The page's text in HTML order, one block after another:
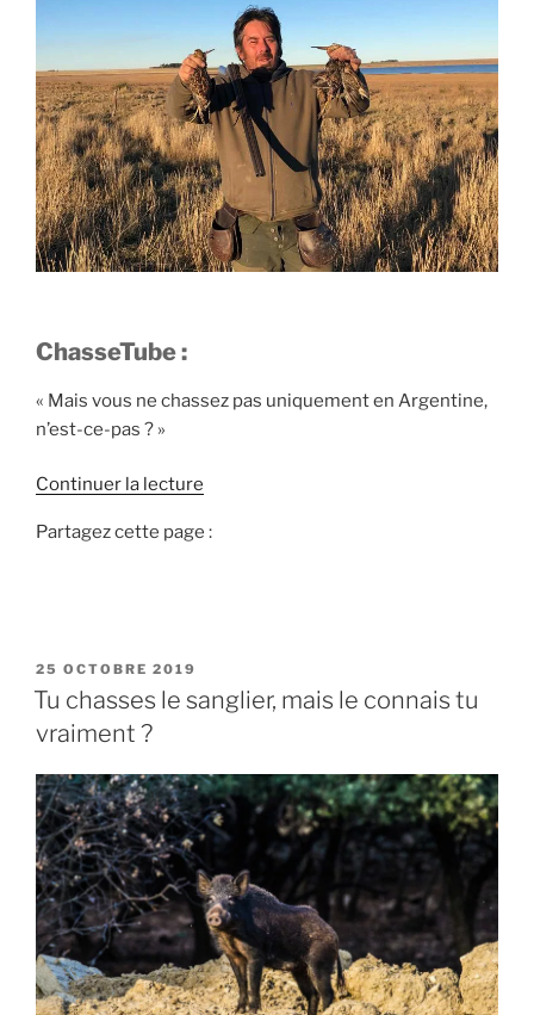
ChasseTube :
« Mais vous ne chassez pas uniquement en Argentine,
n’est-ce-pas ? »
Continuer la lecture
«
g
e
t
s
j
o
u
r
d
Partagez cette page :
P
U
B
L
É
L
E
25 OCTOBRE 2019
Tu chasses le sanglier, mais le connais tu
vraiment ?